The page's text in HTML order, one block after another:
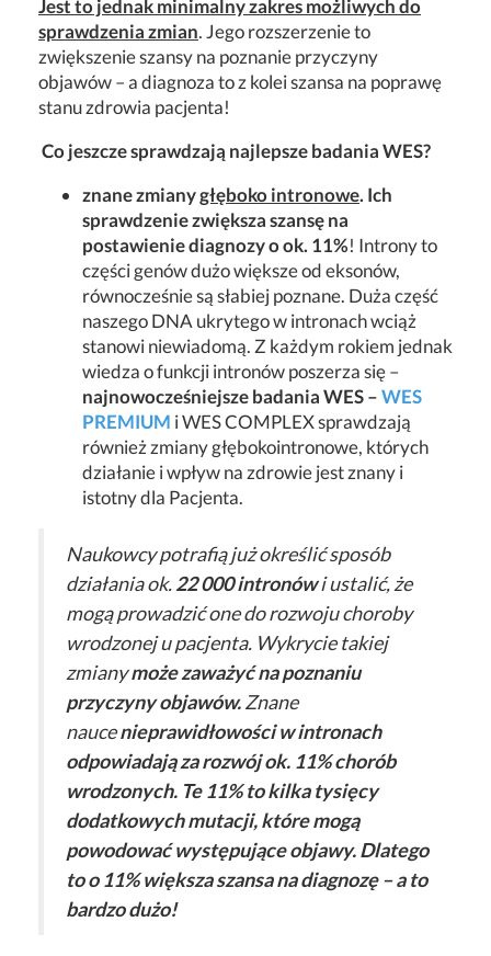
Jest to jednak minimalny zakres możliwych do
sprawdzenia zmian. Jego rozszerzenie to
zwiększenie szansy na poznanie przyczyny
objawów – a diagnoza to z kolei szansa na poprawę
stanu zdrowia pacjenta!
Co jeszcze sprawdzają najlepsze badania WES?
znane zmianygłęboko intronowe. Ich
sprawdzenie zwiększa szansę na
postawienie diagnozy o ok. 11%! Introny to
części genów dużo większe od eksonów,
równocześnie są słabiej poznane. Duża część
naszego DNA ukrytego w intronach wciąż
stanowi niewiadomą. Z każdym rokiem jednak
wiedza o funkcji intronów poszerza się –
najnowocześniejsze badania WES –WES
PREMIUM i WES COMPLEX sprawdzają
również zmiany głębokointronowe, których
działanie i wpływ na zdrowie jest znany i
istotny dla Pacjenta.
Naukowcy potrafią już określić sposób
działania ok.22 000 intronówi ustalić, że
mogą prowadzić one do rozwoju choroby
wrodzonej u pacjenta. Wykrycie takiej
zmianymoże zaważyć na poznaniu
przyczyny objawów.Znane
naucenieprawidłowości w intronach
odpowiadają za rozwój ok. 11% chorób
wrodzonych. Te 11% to kilka tysięcy
dodatkowych mutacji, które mogą
powodować występujące objawy. Dlatego
to o 11% większa szansa na diagnozę – a to
bardzo dużo!